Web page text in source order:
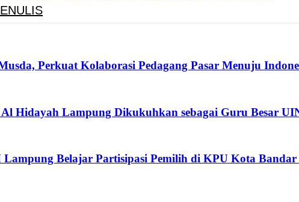
Perkuat Kolaborasi Pedagang Pasar Menuju
Hidayah Lampung Dikukuhkan sebagai Guru Besar
Belajar Partisipasi Pemilih di KPU Kota